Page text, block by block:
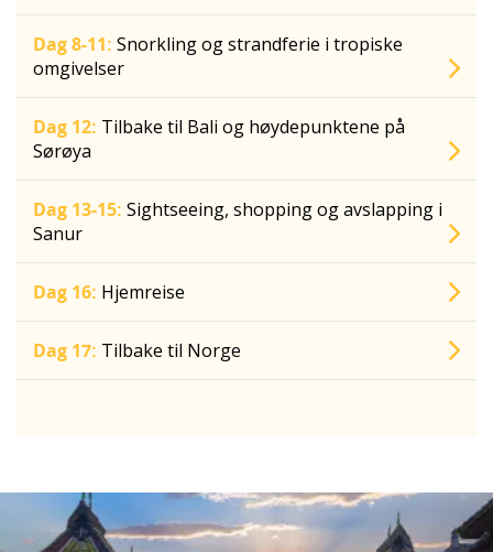
Dag 8-11: Snorkling og strandferie i tropiske
omgivelser
Dag 12: Tilbake til Bali og høydepunktene på
Sørøya
Dag 13-15: Sightseeing, shopping og avslapping i
Sanur
Dag 16: Hjemreise
Dag 17: Tilbake til Norge